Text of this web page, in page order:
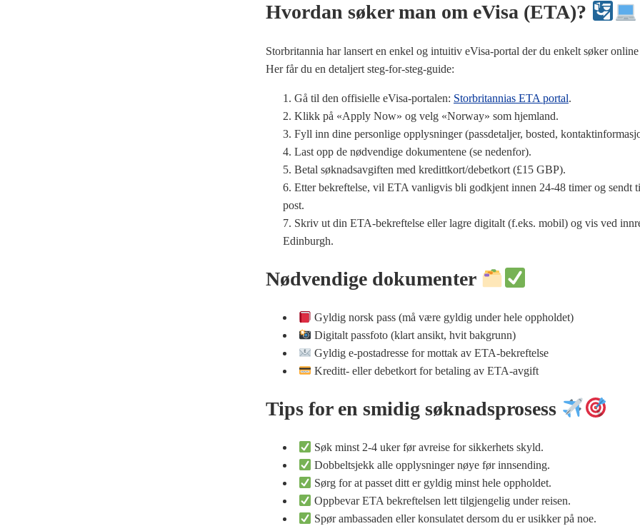
Hvordan søker man om eVisa (ETA)?
Storbritannia har lansert en enkel og intuitiv eVisa-portal der du enkelt søker
Her får du en detaljert steg-for-steg-guide:
Gå til den offisielle eVisa-portalen: Storbritannias ETA portal.
Klikk på «Apply Now» og velg «Norway» som hjemland.
Fyll inn dine personlige opplysninger (passdetaljer, bosted,
Last opp de nødvendige dokumentene (se nedenfor).
Betal søknadsavgiften med kredittkort/debetkort (£15 GBP).
Etter bekreftelse, vil ETA vanligvis bli godkjent innen 24-48 timer og sendt
post.
Skriv ut din ETA-bekreftelse eller lagre digitalt (f.eks. mobil) og vis ved
Edinburgh.
Nødvendige dokumenter
Gyldig norsk pass (må være gyldig under hele oppholdet)
Digitalt passfoto (klart ansikt, hvit bakgrunn)
Gyldig e-postadresse for mottak av ETA-bekreftelse
Kreditt- eller debetkort for betaling av ETA-avgift
Tips for en smidig søknadsprosess
Søk minst 2-4 uker før avreise for sikkerhets skyld.
Dobbeltsjekk alle opplysninger nøye før innsending.
Sørg for at passet ditt er gyldig minst hele oppholdet.
Oppbevar ETA bekreftelsen lett tilgjengelig under reisen.
Spør ambassaden eller konsulatet dersom du er usikker på noe.